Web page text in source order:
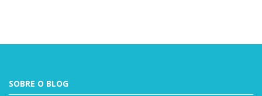
SOBRE O BLOG